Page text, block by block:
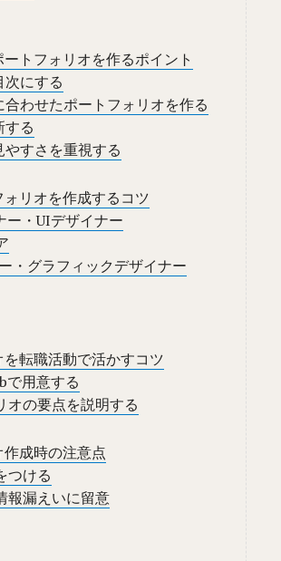
トフォリオを作るポイント
次にする
合わせたポートフォリオを作る
する
やすさを重視する
リオを作成するコツ
ー・UIデザイナー
・グラフィックデザイナー
転職活動で活かすコツ
で用意する
オの要点を説明する
成時の注意点
つける
報漏えいに留意